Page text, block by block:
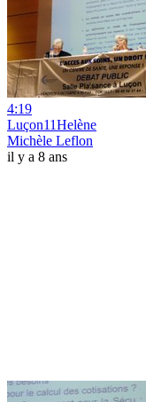
4:19
Luçon11Helène
Michèle Leflon
il y a 8 ans